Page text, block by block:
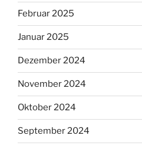
Februar 2025
Januar 2025
Dezember 2024
November 2024
Oktober 2024
September 2024